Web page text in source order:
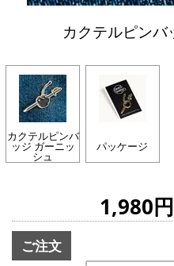
カクテルピンバ
カクテルピンバ
ッジ ガーニッ
シュ
パッケージ
1,980円
ご注文